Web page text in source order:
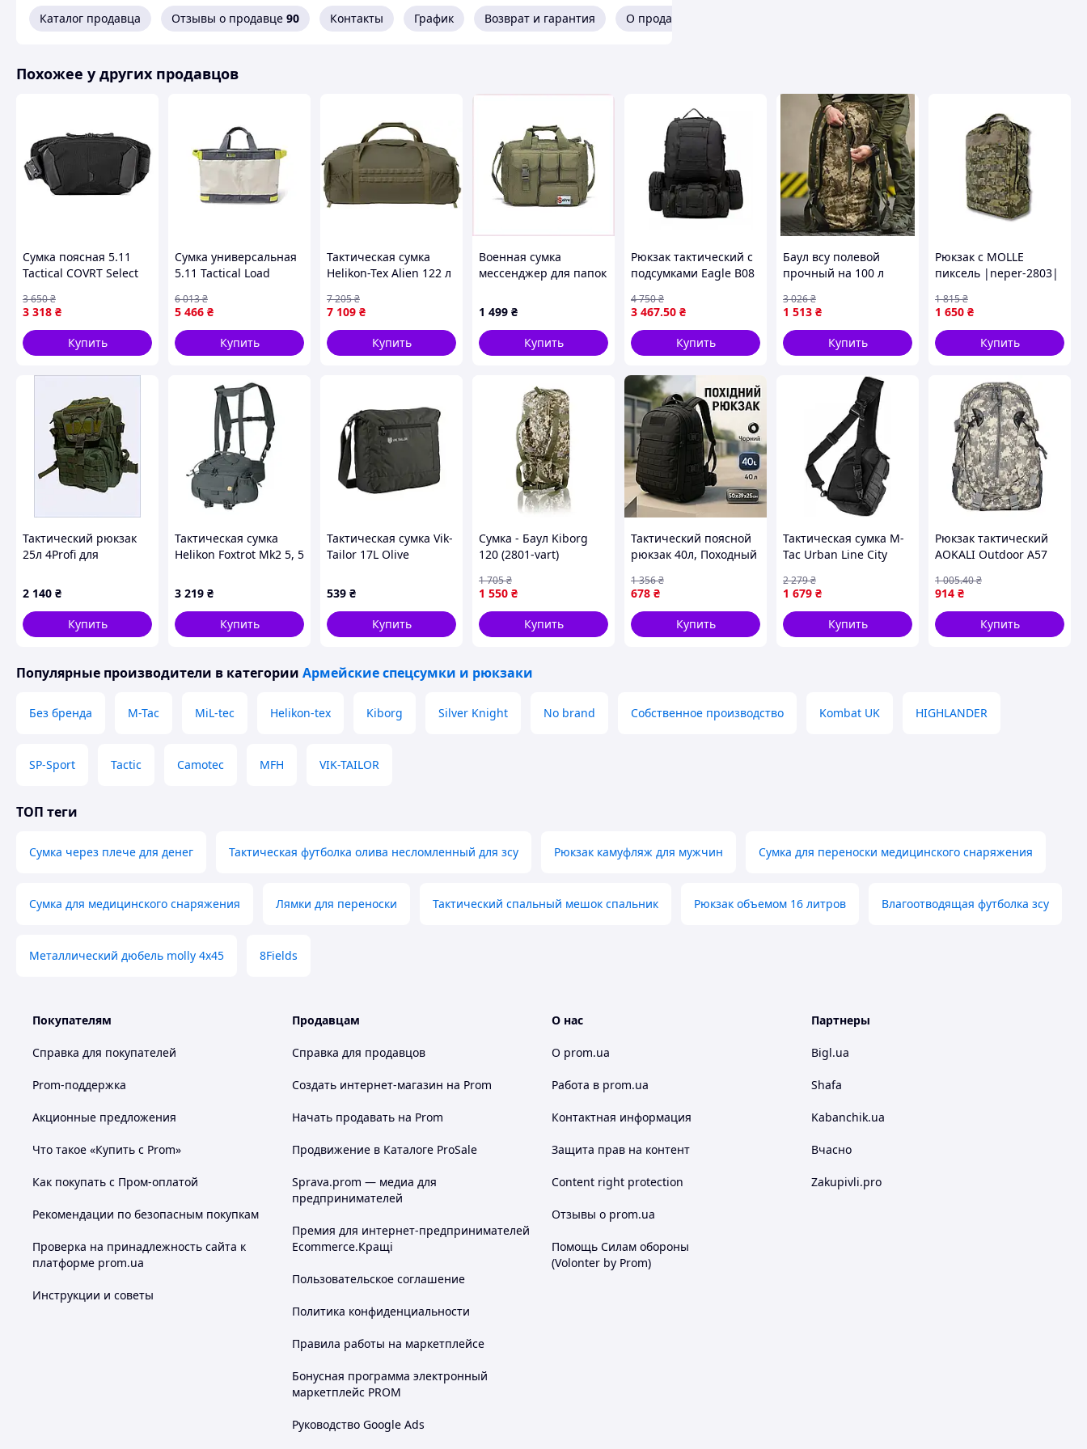
Каталог продавца Отзывы о продавце 90 Контакты График Возврат и гарантия О продавце
Похожее у других продавцов
Сумка поясная 5.11
Tactical COVRT Select
Black (5684-vart)
3 318 ₴
3 650₴
Купить
Сумка универсальная
5.11 Tactical Load
Dune (5669-vart)
5 466 ₴
6 013₴
Купить
Тактическая сумка
Helikon-Tex Alien 122 л
7 109 ₴
7 205₴
Купить
Военная сумка
мессенджер для папок
1 499 ₴
Купить
Рюкзак тактический с
подсумками Eagle B08
(40 шт/ящ)
3 467.50 ₴
4 750₴
Купить
Баул всу полевой
прочный на 100 л
BUN-41
1 513 ₴
3 026₴
Купить
Рюкзак с MOLLE
пиксель |neper-2803|
1 650 ₴
1 815₴
Купить
Тактический рюкзак
25л 4Profi для
8681XP604
2 140 ₴
Купить
Тактическая сумка
Helikon Foxtrot Mk2 5, 5
3 219 ₴
Купить
Тактическая сумка Vik-
Tailor 17L Olive
539 ₴
Купить
Сумка - Баул Kiborg
120 (2801-vart)
1 550 ₴
1 705₴
Купить
Тактический поясной
рюкзак 40л, Походный
Тактический
штурмовой военный
GF-19
678 ₴
1 356₴
Купить
Тактическая сумка M-
Tac Urban Line City
1 679 ₴
2 279₴
Купить
Рюкзак тактический
AOKALI Outdoor A57
{6773-piho}
914 ₴
1 005.40₴
Купить
Популярные производители в категории Армейские спецсумки и рюкзаки
Без бренда M-Tac MiL-tec Helikon-tex Kiborg Silver Knight No brand Собственное производство Kombat UK HIGHLANDER
SP-Sport Tactic Camotec MFH VIK-TAILOR
ТОП теги
Сумка через плече для денег Тактическая футболка олива несломленный для зсу Рюкзак камуфляж для мужчин Сумка для переноски медицинского снаряжения
Сумка для медицинского снаряжения Лямки для переноски Тактический спальный мешок спальник Рюкзак объемом 16 литров Влагоотводящая футболка зсу
Металлический дюбель molly 4х45 8Fields
Покупателям
Справка для покупателей
Prom-поддержка
Акционные предложения
Что такое «Купить с Prom»
Как покупать с Пром-оплатой
Рекомендации по безопасным покупкам
Проверка на принадлежность сайта к
платформе prom.ua
Инструкции и советы
Продавцам
Справка для продавцов
Создать интернет-магазин на Prom
Начать продавать на Prom
Продвижение в Каталоге ProSale
Sprava.prom — медиа для
предпринимателей
Премия для интернет-предпринимателей
Ecommerce.Кращі
Пользовательское соглашение
Политика конфиденциальности
Правила работы на маркетплейсе
Бонусная программа электронный
маркетплейс PROM
Руководство Google Ads
О нас
О prom.ua
Работа в prom.ua
Контактная информация
Защита прав на контент
Content right protection
Отзывы о prom.ua
Помощь Силам обороны
(Volonter by Prom)
Партнеры
Bigl.ua
Shafa
Kabanchik.ua
Вчасно
Zakupivli.pro